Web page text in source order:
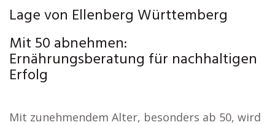
Lage von Ellenberg Württemberg
Mit 50 abnehmen:
Ernährungsberatung für nachhaltigen
Erfolg
Mit zunehmendem Alter, besonders ab 50, wird